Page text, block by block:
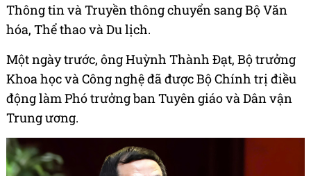
Thông tin và Truyền thông chuyển sang Bộ Văn
hóa, Thể thao và Du lịch.
Một ngày trước, ông Huỳnh Thành Đạt, Bộ trưởng
Khoa học và Công nghệ đã được Bộ Chính trị điều
động làm Phó trưởng ban Tuyên giáo và Dân vận
Trung ương.